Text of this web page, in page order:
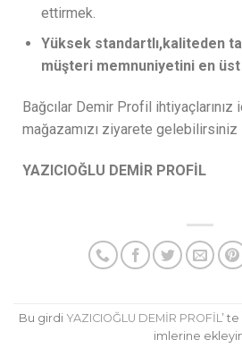
ettirmek.
Yüksek standartlı,kaliteden
müşteri memnuniyetini en üst
Bağcılar Demir Profil
mağazamızı ziyarete gelebilirsiniz
YAZICIOĞLU DEMİR PROFİL
Bu girdi YAZICIOĞLU DEMİR PROFİL’
imlerine